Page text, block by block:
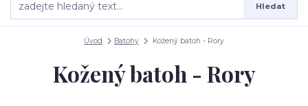
Hledat
Úvod Batohy Kožený batoh - Rory
Kožený batoh - Rory